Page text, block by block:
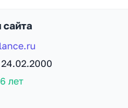
сайта
24.02.2000
лет